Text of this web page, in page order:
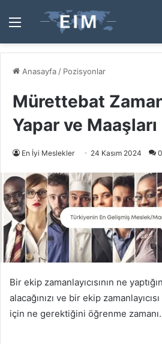
Menü
Anasayfa / Pozisyonlar
Mürettebat
Yapar ve
En İyi Meslekler 24 Kasım 2024 0
Bir ekip zamanlayıcısının ne
alacağınızı ve bir ekip
için ne gerektiğini öğrenme zamanı.